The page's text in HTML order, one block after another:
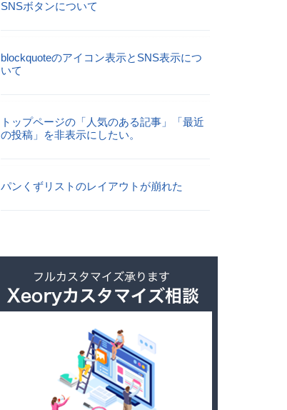
SNSボタンについて
blockquoteのアイコン表示とSNS表示につ
いて
トップページの「人気のある記事」「最近
の投稿」を非表示にしたい。
パンくずリストのレイアウトが崩れた